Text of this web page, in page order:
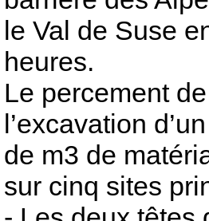
le Val de Suse
heures.
Le percement
l’excavation
de m3 de
sur cinq sites